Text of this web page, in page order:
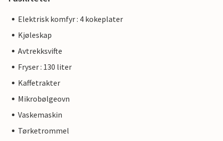
Elektrisk komfyr : 4 kokeplater
Kjøleskap
Avtrekksvifte
Fryser : 130 liter
Kaffetrakter
Mikrobølgeovn
Vaskemaskin
Tørketrommel